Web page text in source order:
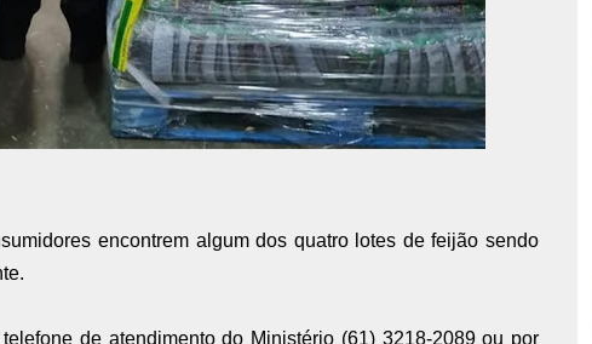
encontrem algum dos quatro lotes de feijão sendo
de atendimento do Ministério (61) 3218-2089 ou por